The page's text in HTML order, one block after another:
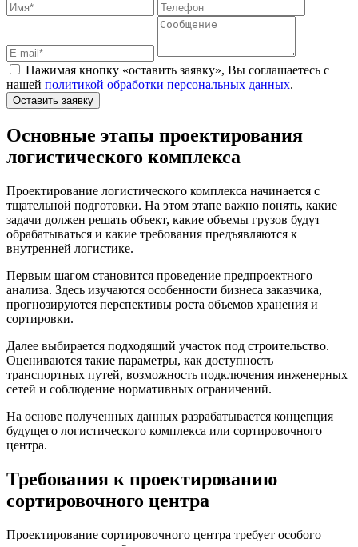
Нажимая кнопку «оставить заявку», Вы соглашаетесь с
нашей политикой обработки персональных данных.
Оставить заявку
Основные этапы проектирования
логистического комплекса
Проектирование логистического комплекса начинается с
тщательной подготовки. На этом этапе важно понять, какие
задачи должен решать объект, какие объемы грузов будут
обрабатываться и какие требования предъявляются к
внутренней логистике.
Первым шагом становится проведение предпроектного
анализа. Здесь изучаются особенности бизнеса заказчика,
прогнозируются перспективы роста объемов хранения и
сортировки.
Далее выбирается подходящий участок под строительство.
Оцениваются такие параметры, как доступность
транспортных путей, возможность подключения инженерных
сетей и соблюдение нормативных ограничений.
На основе полученных данных разрабатывается концепция
будущего логистического комплекса или сортировочного
центра.
Требования к проектированию
сортировочного центра
Проектирование сортировочного центра требует особого